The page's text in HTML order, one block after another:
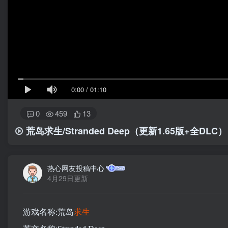
0:00 / 01:10
0 459 13
荒岛求生/Stranded Deep （更新1.65版+全DLC）
热心网友投稿中心
4月29日更新
游戏名称:荒岛求生